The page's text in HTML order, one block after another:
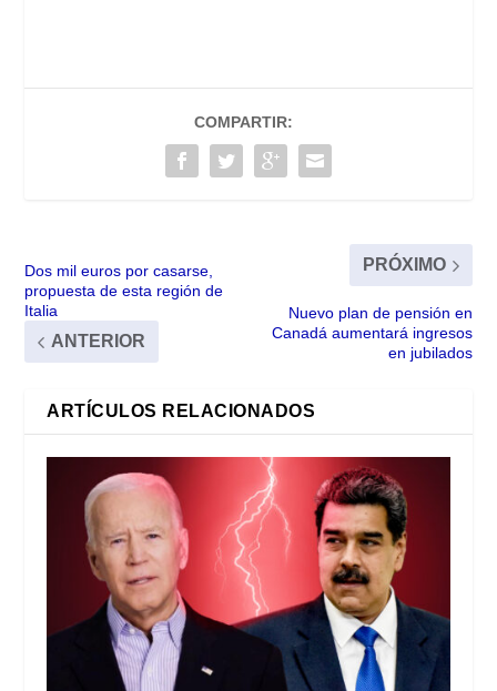
COMPARTIR:
Dos mil euros por casarse,
propuesta de esta región de
Italia
ANTERIOR
PRÓXIMO
Nuevo plan de pensión en
Canadá aumentará ingresos
en jubilados
ARTÍCULOS RELACIONADOS